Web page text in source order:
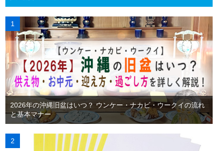
2026年の沖縄旧盆はいつ？ ウンケー・ナカビ・ウークイの流れ
と基本マナー